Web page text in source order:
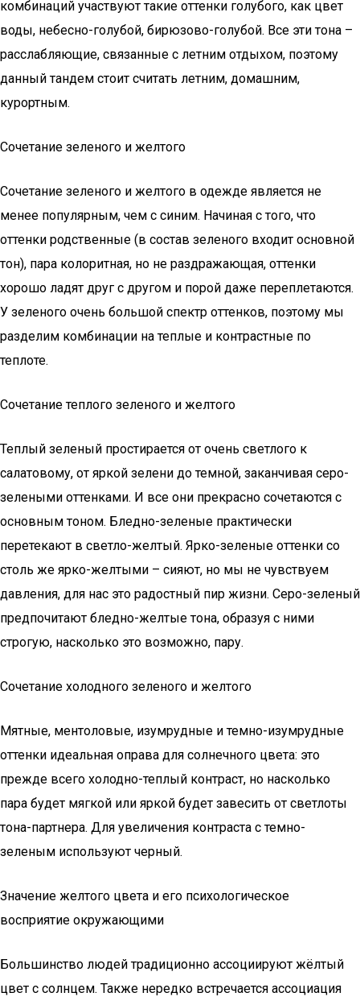
комбинаций участвуют такие оттенки голубого, как цвет
воды, небесно-голубой, бирюзово-голубой. Все эти тона –
расслабляющие, связанные с летним отдыхом, поэтому
данный тандем стоит считать летним, домашним,
курортным.
Сочетание зеленого и желтого
Сочетание зеленого и желтого в одежде является не
менее популярным, чем с синим. Начиная с того, что
оттенки родственные (в состав зеленого входит основной
тон), пара колоритная, но не раздражающая, оттенки
хорошо ладят друг с другом и порой даже переплетаются.
У зеленого очень большой спектр оттенков, поэтому мы
разделим комбинации на теплые и контрастные по
теплоте.
Сочетание теплого зеленого и желтого
Теплый зеленый простирается от очень светлого к
салатовому, от яркой зелени до темной, заканчивая серо-
зелеными оттенками. И все они прекрасно сочетаются с
основным тоном. Бледно-зеленые практически
перетекают в светло-желтый. Ярко-зеленые оттенки со
столь же ярко-желтыми – сияют, но мы не чувствуем
давления, для нас это радостный пир жизни. Серо-зеленый
предпочитают бледно-желтые тона, образуя с ними
строгую, насколько это возможно, пару.
Сочетание холодного зеленого и желтого
Мятные, ментоловые, изумрудные и темно-изумрудные
оттенки идеальная оправа для солнечного цвета: это
прежде всего холодно-теплый контраст, но насколько
пара будет мягкой или яркой будет завесить от светлоты
тона-партнера. Для увеличения контраста с темно-
зеленым используют черный.
Значение желтого цвета и его психологическое
восприятие окружающими
Большинство людей традиционно ассоциируют жёлтый
цвет с солнцем. Также нередко встречается ассоциация